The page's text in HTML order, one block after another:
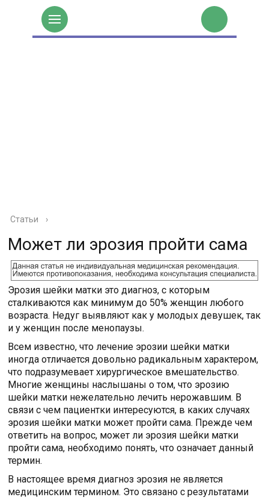
Статьи ›
Может ли эрозия пройти сама
Эрозия шейки матки это диагноз, с которым
сталкиваются как минимум до 50% женщин любого
возраста. Недуг выявляют как у молодых девушек, так
и у женщин после менопаузы.
Всем известно, что лечение эрозии шейки матки
иногда отличается довольно радикальным характером,
что подразумевает хирургическое вмешательство.
Многие женщины наслышаны о том, что эрозию
шейки матки нежелательно лечить нерожавшим. В
связи с чем пациентки интересуются, в каких случаях
эрозия шейки матки может пройти сама. Прежде чем
ответить на вопрос, может ли эрозия шейки матки
пройти сама, необходимо понять, что означает данный
термин.
В настоящее время диагноз эрозия не является
медицинским термином. Это связано с результатами